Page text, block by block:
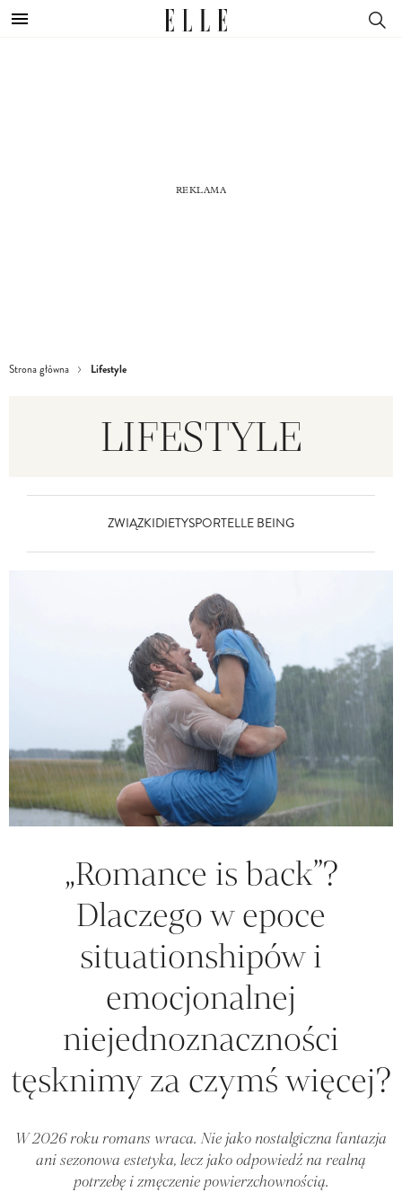
Strona główna Lifestyle
LIFESTYLE
ZWIĄZKIDIETYSPORTELLE BEING
„Romance is back”?
Dlaczego w epoce
situationshipów i
emocjonalnej
niejednoznaczności
tęsknimy za czymś więcej?
W 2026 roku romans wraca. Nie jako nostalgiczna fantazja
ani sezonowa estetyka, lecz jako odpowiedź na realną
potrzebę i zmęczenie powierzchownością.